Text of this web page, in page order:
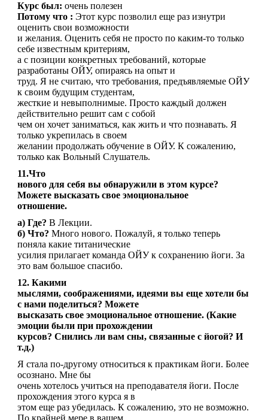
Курс был: очень полезен
Потому что :Этот курс позволил еще раз изнутри
оценить свои возможности
и желания. Оценить себя не просто по каким-то только
себе известным критериям,
а с позиции конкретных требований, которые
разработаны ОЙУ, опираясь на опыт и
труд. Я не считаю, что требования, предъявляемые ОЙУ
к своим будущим студентам,
жесткие и невыполнимые. Просто каждый должен
действительно решит сам с собой
чем он хочет заниматься, как жить и что познавать. Я
только укрепилась в своем
желании продолжать обучение в ОЙУ. К сожалению,
только как Вольный Слушатель.
11.Что
нового для себя вы обнаружили в этом курсе?
Можете высказать свое эмоциональное
отношение.
а) Где?В Лекции.
б) Что?Много нового. Пожалуй, я только теперь
поняла какие титанические
усилия прилагает команда ОЙУ к сохранению йоги. За
это вам большое спасибо.
12. Какими
мыслями, соображениями, идеями вы еще хотели бы
с нами поделиться? Можете
высказать свое эмоциональное отношение. (Какие
эмоции были при прохождении
курсов? Снились ли вам сны, связанные с йогой? И
т.д.)
Я стала по-другому относиться к практикам йоги. Более
осознано. Мне бы
очень хотелось учиться на преподавателя йоги. После
прохождения этого курса я в
этом еще раз убедилась. К сожалению, это не возможно.